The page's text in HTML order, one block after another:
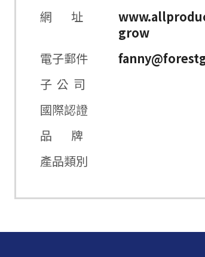
網 址
grow
電子郵件
子 公 司
國際認證
品 牌
產品類別